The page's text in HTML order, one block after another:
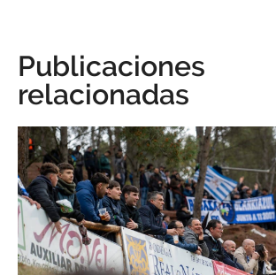
Publicaciones
relacionadas